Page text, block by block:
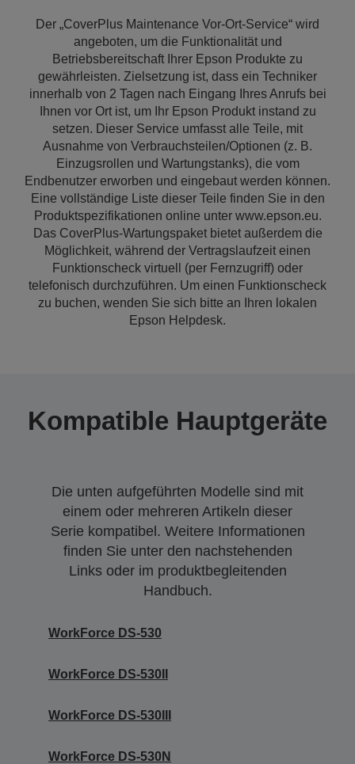
Der „CoverPlus Maintenance Vor-Ort-Service“ wird
angeboten, um die Funktionalität und
Betriebsbereitschaft Ihrer Epson Produkte zu
gewährleisten. Zielsetzung ist, dass ein Techniker
innerhalb von 2 Tagen nach Eingang Ihres Anrufs bei
Ihnen vor Ort ist, um Ihr Epson Produkt instand zu
setzen. Dieser Service umfasst alle Teile, mit
Ausnahme von Verbrauchsteilen/Optionen (z. B.
Einzugsrollen und Wartungstanks), die vom
Endbenutzer erworben und eingebaut werden können.
Eine vollständige Liste dieser Teile finden Sie in den
Produktspezifikationen online unter www.epson.eu.
Das CoverPlus-Wartungspaket bietet außerdem die
Möglichkeit, während der Vertragslaufzeit einen
Funktionscheck virtuell (per Fernzugriff) oder
telefonisch durchzuführen. Um einen Funktionscheck
zu buchen, wenden Sie sich bitte an Ihren lokalen
Epson Helpdesk.
Kompatible Hauptgeräte
Die unten aufgeführten Modelle sind mit
einem oder mehreren Artikeln dieser
Serie kompatibel. Weitere Informationen
finden Sie unter den nachstehenden
Links oder im produktbegleitenden
Handbuch.
WorkForce DS-530
WorkForce DS-530II
WorkForce DS-530III
WorkForce DS-530N